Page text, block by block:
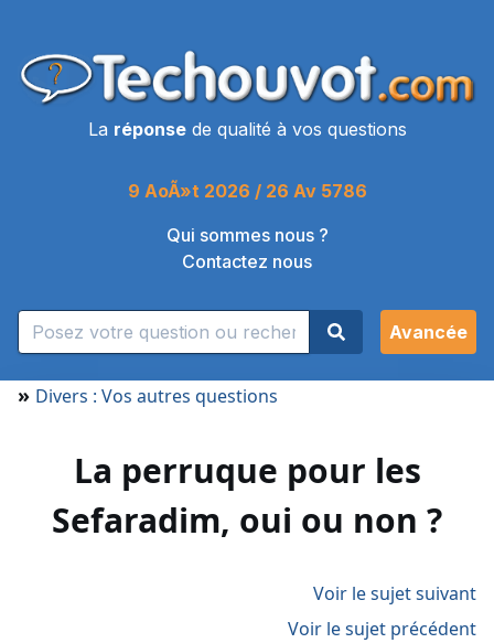
La réponsede qualité à vos questions
9 AoÃ»t 2026 / 26 Av 5786
Qui sommes nous ?
Contactez nous
Avancée
» Divers : Vos autres questions
La perruque pour les
Sefaradim, oui ou non ?
Voir le sujet suivant
Voir le sujet précédent